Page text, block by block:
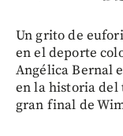
Un grito de
en el deporte
Angélica Bernal
en la historia del
gran final de